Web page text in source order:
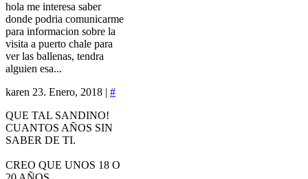
hola me interesa saber
donde podria comunicarme
para informacion sobre la
visita a puerto chale para
ver las ballenas, tendra
alguien esa...
karen 23. Enero, 2018 | #
QUE TAL SANDINO!
CUANTOS AÑOS SIN
SABER DE TI.
CREO QUE UNOS 18 O